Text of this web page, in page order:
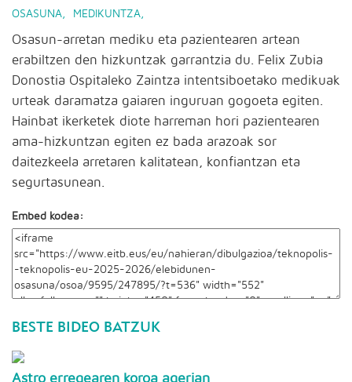
OSASUNA MEDIKUNTZA
Osasun-arretan mediku eta pazientearen artean
erabiltzen den hizkuntzak garrantzia du. Felix Zubia
Donostia Ospitaleko Zaintza intentsiboetako medikuak
urteak daramatza gaiaren inguruan gogoeta egiten.
Hainbat ikerketek diote harreman hori pazientearen
ama-hizkuntzan egiten ez bada arazoak sor
daitezkeela arretaren kalitatean, konfiantzan eta
segurtasunean.
Embed kodea:
BESTE BIDEO BATZUK
Astro erregearen koroa agerian